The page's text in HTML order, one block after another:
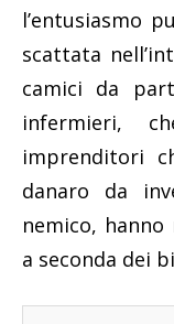
l’entusiasmo
scattata
camici da
infermieri,
imprenditori
danaro da
nemico,
a seconda dei